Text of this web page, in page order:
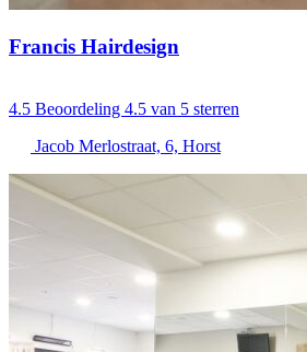
Francis Hairdesign
4.5 Beoordeling 4.5 van 5 sterren
Jacob Merlostraat, 6, Horst